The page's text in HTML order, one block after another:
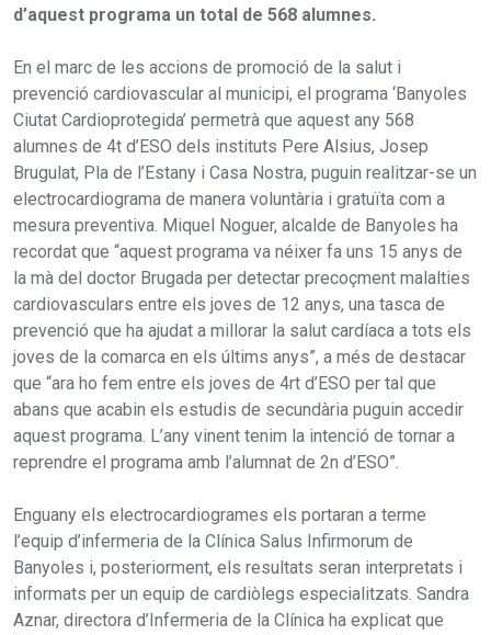
d’aquest programa un total de 568 alumnes.
En el marc de les accions de promoció de la salut i
prevenció cardiovascular al municipi, el programa ‘Banyoles
Ciutat Cardioprotegida’ permetrà que aquest any 568
alumnes de 4t d’ESO dels instituts Pere Alsius, Josep
Brugulat, Pla de l’Estany i Casa Nostra, puguin realitzar-se un
electrocardiograma de manera voluntària i gratuïta com a
mesura preventiva. Miquel Noguer, alcalde de Banyoles ha
recordat que “aquest programa va néixer fa uns 15 anys de
la mà del doctor Brugada per detectar precoçment malalties
cardiovasculars entre els joves de 12 anys, una tasca de
prevenció que ha ajudat a millorar la salut cardíaca a tots els
joves de la comarca en els últims anys”, a més de destacar
que “ara ho fem entre els joves de 4rt d’ESO per tal que
abans que acabin els estudis de secundària puguin accedir
aquest programa. L’any vinent tenim la intenció de tornar a
reprendre el programa amb l’alumnat de 2n d’ESO”.
Enguany els electrocardiogrames els portaran a terme
l’equip d’infermeria de la Clínica Salus Infirmorum de
Banyoles i, posteriorment, els resultats seran interpretats i
informats per un equip de cardiòlegs especialitzats. Sandra
Aznar, directora d’Infermeria de la Clínica ha explicat que